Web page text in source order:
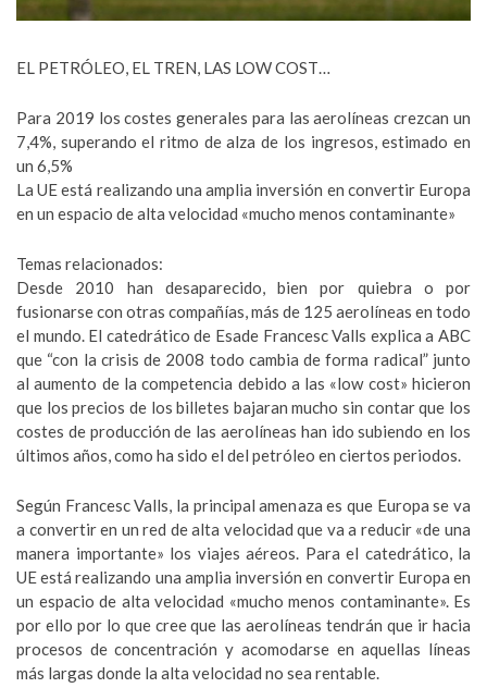
EL PETRÓLEO, EL TREN, LAS LOW COST…
Para 2019 los costes generales para las aerolíneas crezcan un
7,4%, superando el ritmo de alza de los ingresos, estimado en
un 6,5%
La UE está realizando una amplia inversión en convertir Europa
en un espacio de alta velocidad «mucho menos contaminante»
Temas relacionados:
Desde 2010 han desaparecido, bien por quiebra o por
fusionarse con otras compañías, más de 125 aerolíneas en todo
el mundo. El catedrático de Esade Francesc Valls explica a ABC
que “con la crisis de 2008 todo cambia de forma radical” junto
al aumento de la competencia debido a las «low cost» hicieron
que los precios de los billetes bajaran mucho sin contar que los
costes de producción de las aerolíneas han ido subiendo en los
últimos años, como ha sido el del petróleo en ciertos periodos.
Según Francesc Valls, la principal amenaza es que Europa se va
a convertir en un red de alta velocidad que va a reducir «de una
manera importante» los viajes aéreos. Para el catedrático, la
UE está realizando una amplia inversión en convertir Europa en
un espacio de alta velocidad «mucho menos contaminante». Es
por ello por lo que cree que las aerolíneas tendrán que ir hacia
procesos de concentración y acomodarse en aquellas líneas
más largas donde la alta velocidad no sea rentable.